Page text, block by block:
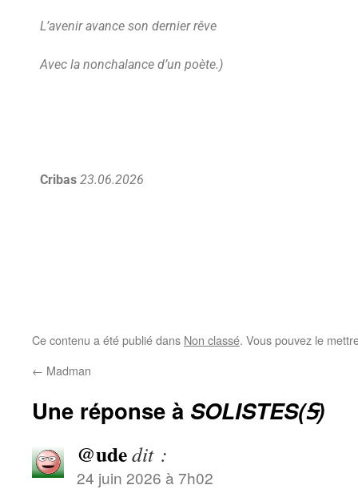
L’avenir avance son dernier rêve
Avec la nonchalance d’un poète.)
Cribas 23.06.2026
Ce contenu a été publié dans Non classé. Vous pouvez le
← Madman
Une réponse à SOLISTES(Ꟊ)
@udedit :
24 juin 2026 à 7h02